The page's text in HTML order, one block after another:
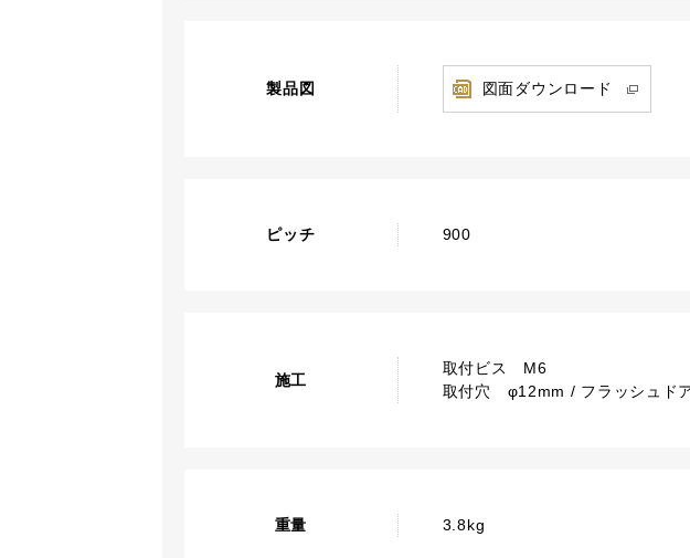
製品図 図面ダウンロード
ピッチ 900
施工
取付ビス M6
取付穴 φ12mm / フラッシュド
重量 3.8kg